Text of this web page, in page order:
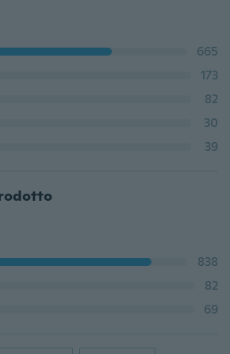
665
173
82
30
39
838
82
69